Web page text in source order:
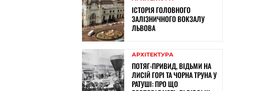
ІСТОРІЯ ГОЛОВНОГО
ЗАЛІЗНИЧНОГО ВОКЗАЛУ
ЛЬВОВА
АРХІТЕКТУРА
ПОТЯГ-ПРИВИД, ВІДЬМИ НА
ЛИСІЙ ГОРІ ТА ЧОРНА ТРУНА У
РАТУШІ: ПРО ЩО